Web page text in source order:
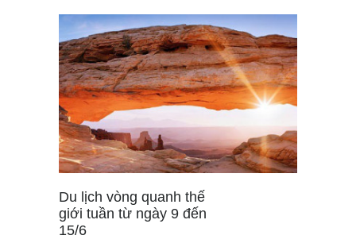
Du lịch vòng quanh thế
giới tuần từ ngày 9 đến
15/6